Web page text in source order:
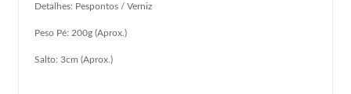
Detalhes: Pespontos / Verniz
Peso Pé: 200g (Aprox.)
Salto: 3cm (Aprox.)